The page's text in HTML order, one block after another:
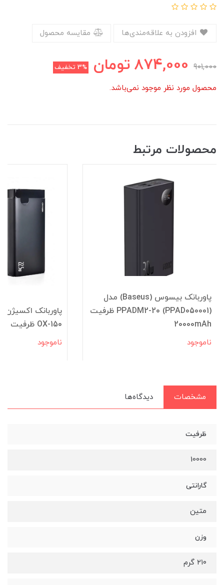
مقایسه محصول
901,000
874,000 تومان 3% تخفیف
محصول مورد نظر موجود نمی‌باشد.
محصولات مرتبط
پاوربانک بیسوس (Baseus) مدل
PPADM2-20 (PPAD050001) ظرفیت
20000mAh
ناموجود
OX-150 ظرفیت 20000mAh
ناموجود
مشخصات دیدگاه‌ها
ظرفیت
10000
گارانتی
متین
وزن
۲۱۰ گرم